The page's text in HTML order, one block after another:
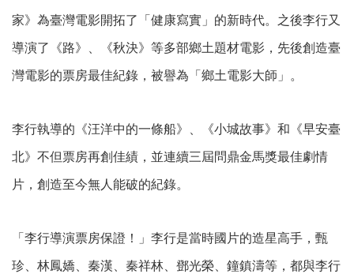
家》為臺灣電影開拓了「健康寫實」的新時代。之後李行又
導演了《路》、《秋決》等多部鄉土題材電影，先後創造臺
灣電影的票房最佳紀錄，被譽為「鄉土電影大師」。
李行執導的《汪洋中的一條船》、《小城故事》和《早安臺
北》不但票房再創佳績，並連續三屆問鼎金馬獎最佳劇情
片，創造至今無人能破的紀錄。
「李行導演票房保證！」李行是當時國片的造星高手，甄
珍、林鳳嬌、秦漢、秦祥林、鄧光榮、鐘鎮濤等，都與李行